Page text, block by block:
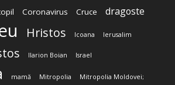
Coronavirus Cruce dragoste
Hristos Icoana Ierusalim
Ilarion Boian Israel
mamă Mitropolia Mitropolia Moldovei;